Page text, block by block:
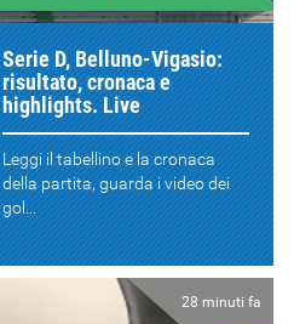
Serie D, Belluno-Vigasio:
risultato, cronaca e
highlights. Live
Leggi il tabellino e la cronaca
della partita, guarda i video dei
gol...
28 minuti fa